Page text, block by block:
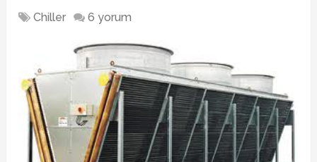
Chiller 6 yorum